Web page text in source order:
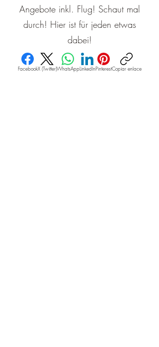
Angebote inkl. Flug! Schaut mal
durch! Hier ist für jeden etwas
dabei!
FacebookX (Twitter)WhatsAppLinkedInPinterestCopiar enlace